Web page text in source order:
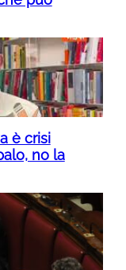
è crisi
no la